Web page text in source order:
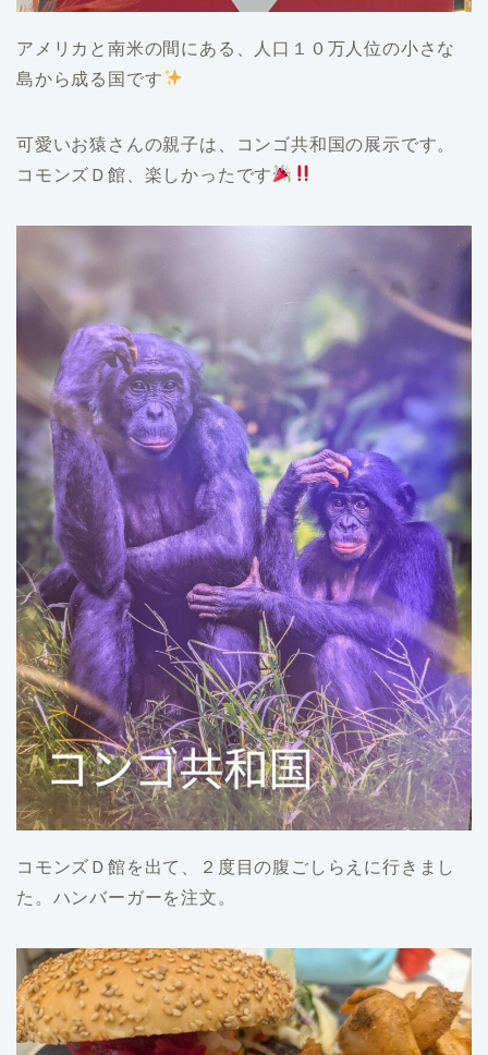
アメリカと南米の間にある、人口１０万人位の小さな
島から成る国です
可愛いお猿さんの親子は、コンゴ共和国の展示です。
コモンズＤ館、楽しかったです
コモンズＤ館を出て、２度目の腹ごしらえに行きまし
た。ハンバーガーを注文。